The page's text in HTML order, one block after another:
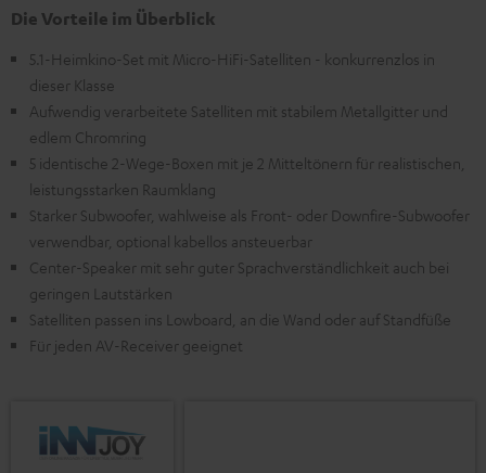
Die Vorteile im Überblick
5.1-Heimkino-Set mit Micro-HiFi-Satelliten - konkurrenzlos in
dieser Klasse
Aufwendig verarbeitete Satelliten mit stabilem Metallgitter und
edlem Chromring
5 identische 2-Wege-Boxen mit je 2 Mitteltönern für realistischen,
leistungsstarken Raumklang
Starker Subwoofer, wahlweise als Front- oder Downfire-Subwoofer
verwendbar, optional kabellos ansteuerbar
Center-Speaker mit sehr guter Sprachverständlichkeit auch bei
geringen Lautstärken
Satelliten passen ins Lowboard, an die Wand oder auf Standfüße
Für jeden AV-Receiver geeignet